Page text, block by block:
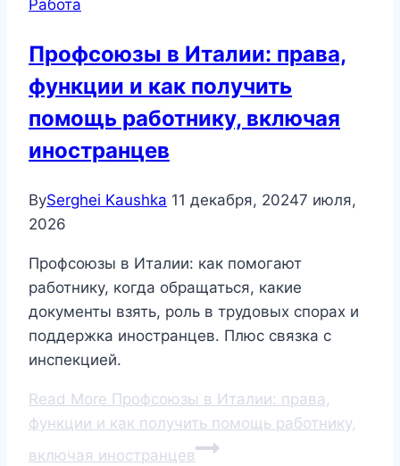
Работа
Профсоюзы в Италии: права,
функции и как получить
помощь работнику, включая
иностранцев
BySerghei Kaushka 11 декабря, 20247 июля,
2026
Профсоюзы в Италии: как помогают
работнику, когда обращаться, какие
документы взять, роль в трудовых спорах и
поддержка иностранцев. Плюс связка с
инспекцией.
Read More Профсоюзы в Италии: права,
функции и как получить помощь работнику,
включая иностранцев